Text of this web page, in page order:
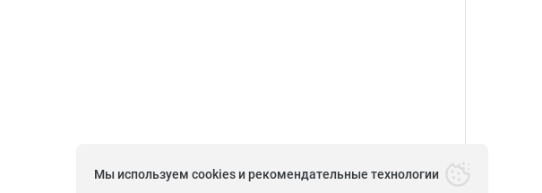
Мы используем cookies и рекомендательные технологии